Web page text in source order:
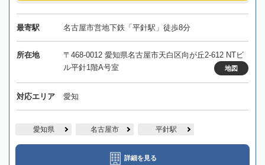
最寄駅 名古屋市営地下鉄「平針駅」徒歩8分
所在地
〒468-0012 愛知県名古屋市天白区向が丘2-612 NTビ
ル平針1階A号室
地図
対応エリア 愛知
愛知県 名古屋市 平針駅
詳細を見る